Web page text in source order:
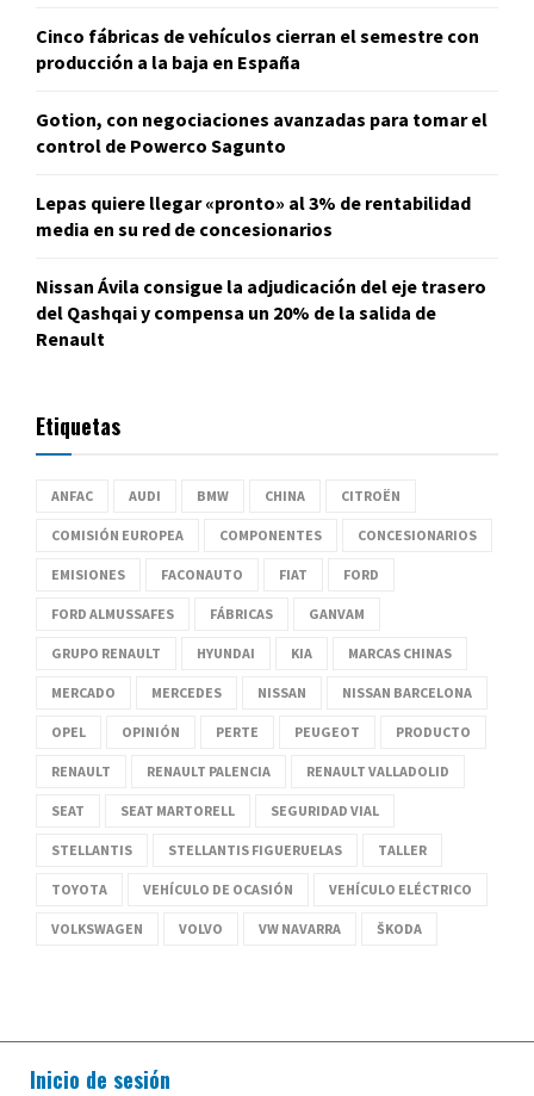
Cinco fábricas de vehículos cierran el semestre con
producción a la baja en España
Gotion, con negociaciones avanzadas para tomar el
control de Powerco Sagunto
Lepas quiere llegar «pronto» al 3% de rentabilidad
media en su red de concesionarios
Nissan Ávila consigue la adjudicación del eje trasero
del Qashqai y compensa un 20% de la salida de
Renault
Etiquetas
ANFAC AUDI BMW CHINA CITROËN
COMISIÓN EUROPEA COMPONENTES CONCESIONARIOS
EMISIONES FACONAUTO FIAT FORD
FORD ALMUSSAFES FÁBRICAS GANVAM
GRUPO RENAULT HYUNDAI KIA MARCAS CHINAS
MERCADO MERCEDES NISSAN NISSAN BARCELONA
OPEL OPINIÓN PERTE PEUGEOT PRODUCTO
RENAULT RENAULT PALENCIA RENAULT VALLADOLID
SEAT SEAT MARTORELL SEGURIDAD VIAL
STELLANTIS STELLANTIS FIGUERUELAS TALLER
TOYOTA VEHÍCULO DE OCASIÓN VEHÍCULO ELÉCTRICO
VOLKSWAGEN VOLVO VW NAVARRA ŠKODA
Inicio de sesión